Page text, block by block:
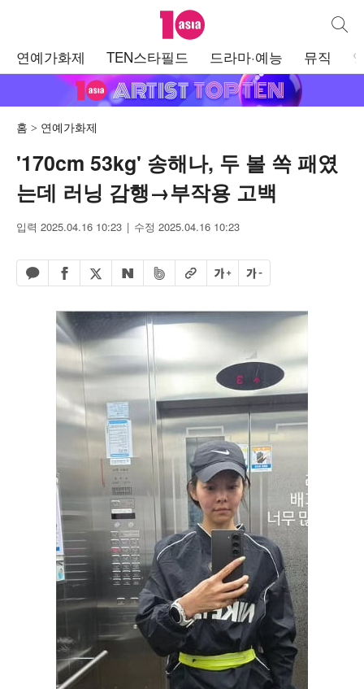
텐아시아 통합
연예가화제 TEN스타필드 드라마·예능 뮤직
홈 연예가화제
'170cm 53kg' 송해나, 두 볼 쏙 패였
는데 러닝 감행→부작용 고백
입력 2025.04.16 10:23 수정 2025.04.16 10:23
카카오톡 공유하기
페이스북 공유하기
엑스 공유하기
네이버 공유하기
밴드 공유하기
URL복사글자 크게글자 작게